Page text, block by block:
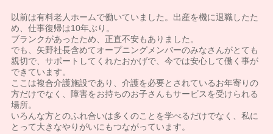
以前は有料老人ホームで働いていました。出産を機に退職したた
め、仕事復帰は10年ぶり。
ブランクがあったため、正直不安もありました。
でも、矢野社長含めてオープニングメンバーのみなさんがとても
親切で、サポートしてくれたおかげで、今では安心して働く事が
できています。
ここは複合介護施設であり、介護を必要とされているお年寄りの
方だけでなく、障害をお持ちのお子さんもサービスを受けられる
場所。
いろんな方とのふれ合いは多くのことを学べるだけでなく、私に
とって大きなやりがいにもつながっています。